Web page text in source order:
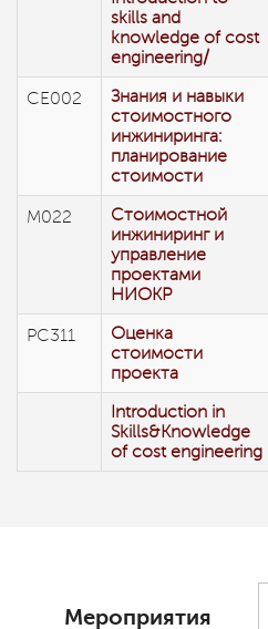
skills and
knowledge of cost
engineering/
СЕ002
Знания и навыки
стоимостного
инжиниринга:
планирование
стоимости
М022
Стоимостной
инжиниринг и
управление
проектами
НИОКР
РС311
Оценка
стоимости
проекта
Introduction in
Skills&Knowledge
of cost engineering
Мероприятия